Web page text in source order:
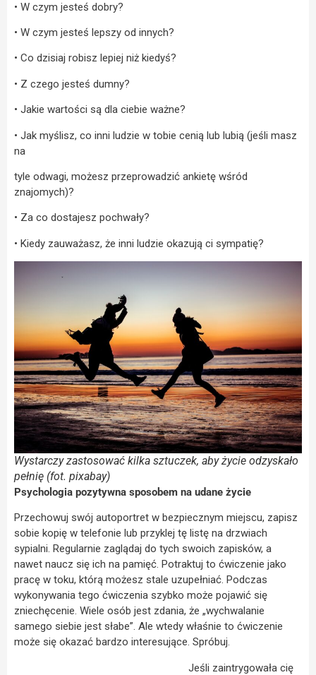
• W czym jesteś dobry?
• W czym jesteś lepszy od innych?
• Co dzisiaj robisz lepiej niż kiedyś?
• Z czego jesteś dumny?
• Jakie wartości są dla ciebie ważne?
• Jak myślisz, co inni ludzie w tobie cenią lub lubią (jeśli masz
na
tyle odwagi, możesz przeprowadzić ankietę wśród
znajomych)?
• Za co dostajesz pochwały?
• Kiedy zauważasz, że inni ludzie okazują ci sympatię?
Wystarczy zastosować kilka sztuczek, aby życie odzyskało
pełnię (fot. pixabay)
Psychologia pozytywna sposobem na udane życie
Przechowuj swój autoportret w bezpiecznym miejscu, zapisz
sobie kopię w telefonie lub przyklej tę listę na drzwiach
sypialni. Regularnie zaglądaj do tych swoich zapisków, a
nawet naucz się ich na pamięć. Potraktuj to ćwiczenie jako
pracę w toku, którą możesz stale uzupełniać. Podczas
wykonywania tego ćwiczenia szybko może pojawić się
zniechęcenie. Wiele osób jest zdania, że „wychwalanie
samego siebie jest słabe”. Ale wtedy właśnie to ćwiczenie
może się okazać bardzo interesujące. Spróbuj.
Jeśli zaintrygowała cię